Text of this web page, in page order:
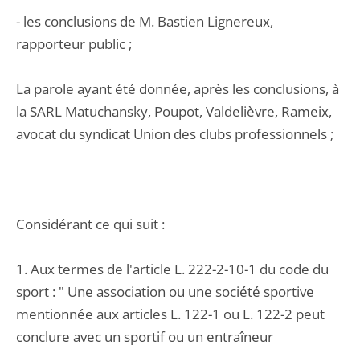
- les conclusions de M. Bastien Lignereux,
rapporteur public ;
La parole ayant été donnée, après les conclusions, à
la SARL Matuchansky, Poupot, Valdelièvre, Rameix,
avocat du syndicat Union des clubs professionnels ;
Considérant ce qui suit :
1. Aux termes de l'article L. 222-2-10-1 du code du
sport : " Une association ou une société sportive
mentionnée aux articles L. 122-1 ou L. 122-2 peut
conclure avec un sportif ou un entraîneur